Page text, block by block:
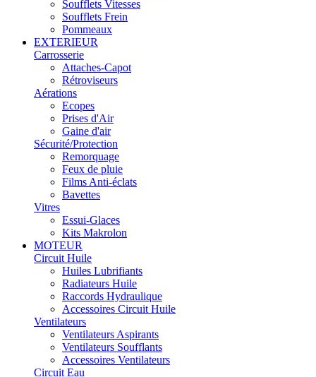
Soufflets Vitesses
Soufflets Frein
Pommeaux
EXTERIEUR
Carrosserie
Attaches-Capot
Rétroviseurs
Aérations
Ecopes
Prises d'Air
Gaine d'air
Sécurité/Protection
Remorquage
Feux de pluie
Films Anti-éclats
Bavettes
Vitres
Essui-Glaces
Kits Makrolon
MOTEUR
Circuit Huile
Huiles Lubrifiants
Radiateurs Huile
Raccords Hydraulique
Accessoires Circuit Huile
Ventilateurs
Ventilateurs Aspirants
Ventilateurs Soufflants
Accessoires Ventilateurs
Circuit Eau